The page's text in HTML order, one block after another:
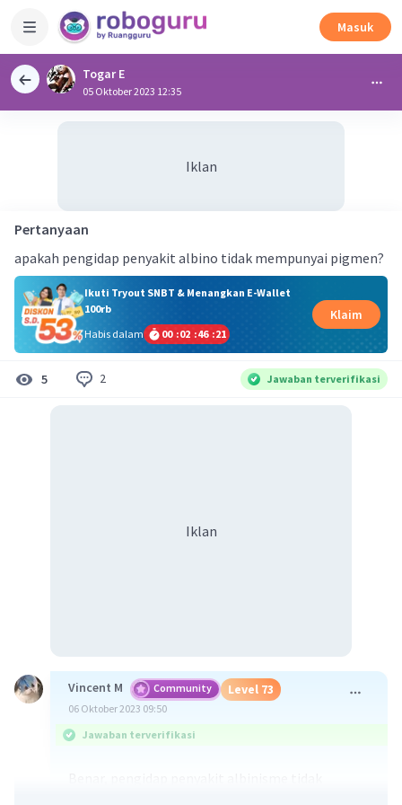
Masuk
Togar E
05 Oktober 2023 12:35
Iklan
Pertanyaan
apakah pengidap penyakit albino tidak mempunyai pigmen?
Ikuti Tryout SNBT & Menangkan E-Wallet
100rb
Habis dalam
00 :02 :46 :21
Klaim
5 2 Jawaban terverifikasi
Iklan
Vincent M Community Level 73
06 Oktober 2023 09:50
Jawaban terverifikasi